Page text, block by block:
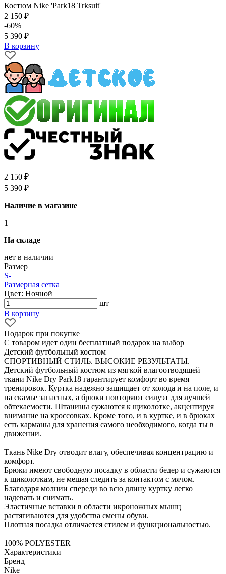
Костюм Nike 'Park18 Trksuit'
2 150 ₽
-60%
5 390 ₽
В корзину
2 150 ₽
5 390 ₽
Наличие в магазине
1
На складе
нет в наличии
Размер
S-
Размерная сетка
Цвет: Ночной
шт
В корзину
Подарок при покупке
С товаром идет один бесплатный подарок на выбор
Детский футбольный костюм
СПОРТИВНЫЙ СТИЛЬ. ВЫСОКИЕ РЕЗУЛЬТАТЫ.
Детский футбольный костюм из мягкой влагоотводящей
ткани Nike Dry Park18 гарантирует комфорт во время
тренировок. Куртка надежно защищает от холода и на поле, и
на скамье запасных, а брюки повторяют силуэт для лучшей
обтекаемости. Штанины сужаются к щиколотке, акцентируя
внимание на кроссовках. Кроме того, и в куртке, и в брюках
есть карманы для хранения самого необходимого, когда ты в
движении.
Ткань Nike Dry отводит влагу, обеспечивая концентрацию и
комфорт.
Брюки имеют свободную посадку в области бедер и сужаются
к щиколоткам, не мешая следить за контактом с мячом.
Благодаря молнии спереди во всю длину куртку легко
надевать и снимать.
Эластичные вставки в области икроножных мышц
растягиваются для удобства смены обуви.
Плотная посадка отличается стилем и функциональностью.
100% POLYESTER
Характеристики
Бренд
Nike